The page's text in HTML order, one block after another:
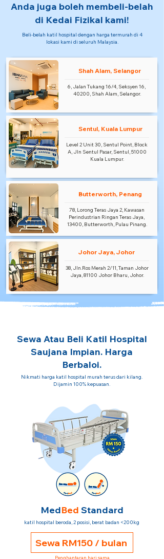
Anda juga boleh membeli-belah
di Kedai Fizikal kami!
Beli-belah katil hospital dengan harga termurah di 4
lokasi kami di seluruh Malaysia.
Shah Alam, Selangor
6, Jalan Tukang 16/4, Seksyen 16,
40200, Shah Alam, Selangor.
Sentul, Kuala Lumpur
Level 2 Unit 30, Sentul Point, Block
A, Jln Sentul Pasar, Sentul, 51000
Kuala Lumpur.
Butterworth, Penang
78, Lorong Teras Jaya 2, Kawasan
Perindustrian Ringan Teras Jaya,
13400, Butterworth, Pulau Pinang.
Johor Jaya, Johor
38, Jln.Ros Merah 2/11, Taman Johor
Jaya, 81100 Johor Bharu, Johor.
Sewa Atau Beli Katil Hospital
Saujana Impian. Harga
Berbaloi.
Nikmati harga katil hospital murah terus dari kilang.
Dijamin 100% kepuasan.
MedBed Standard
katil hospital beroda, 2 posisi, berat badan <200kg
Sewa RM150 / bulan
Penghantaran hari sama